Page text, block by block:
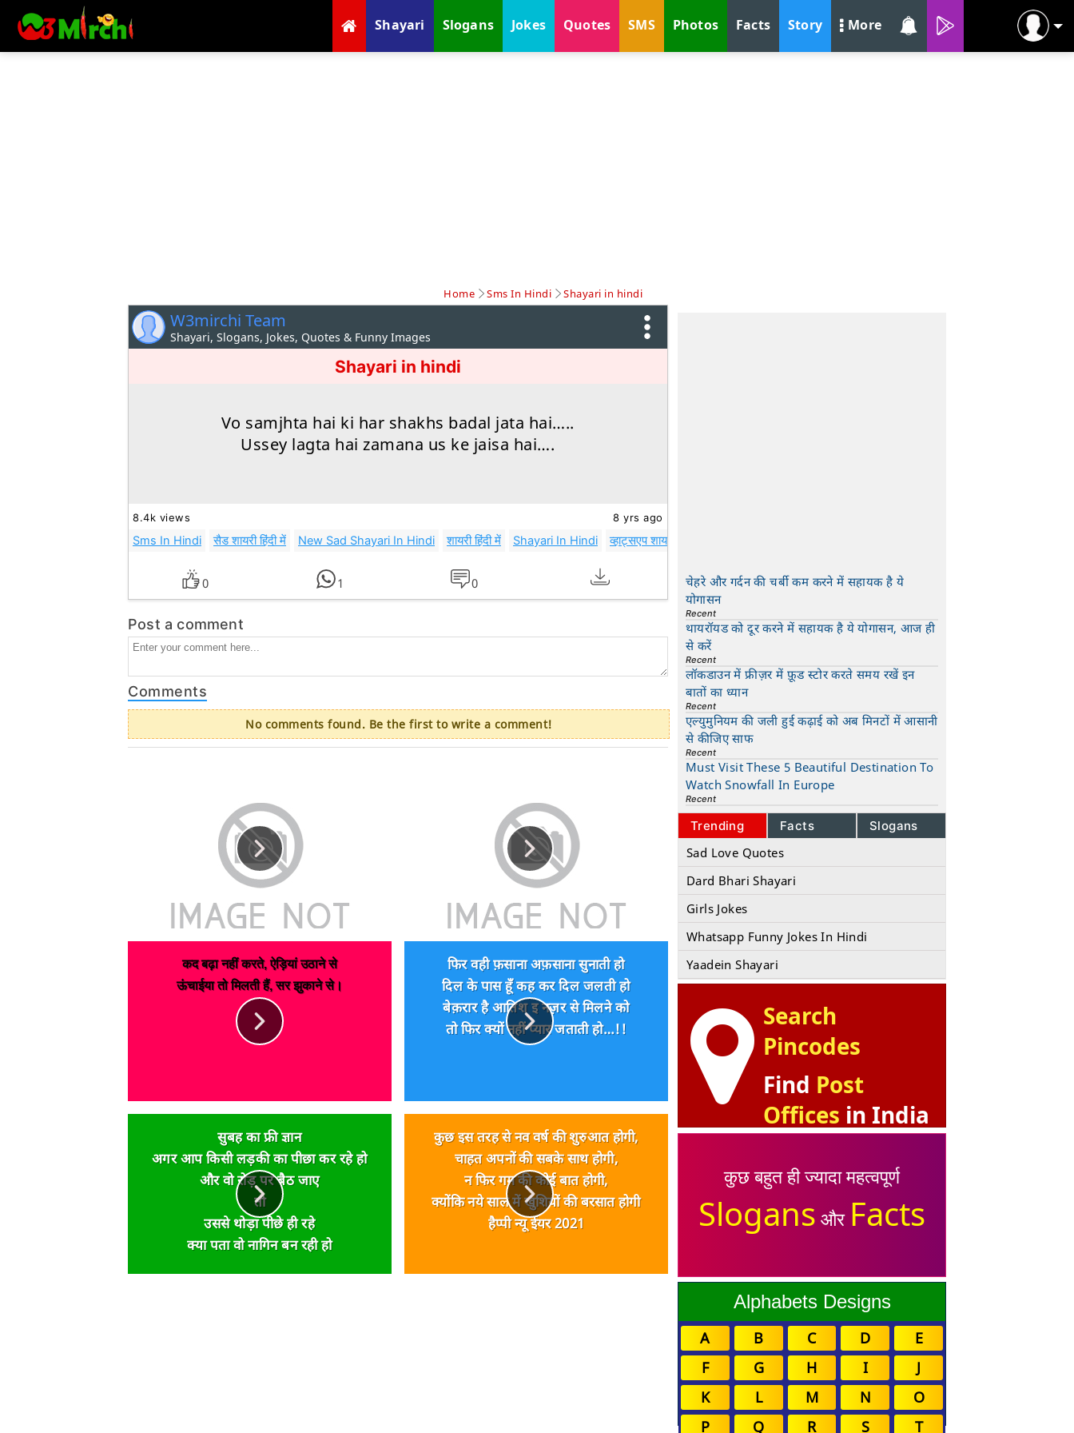
Shayari Slogans Jokes Quotes SMS Photos Facts Story More
Home Sms In Hindi Shayari in hindi
W3mirchi Team
Shayari, Slogans, Jokes, Quotes & Funny Images
Shayari in hindi
Vo samjhta hai ki har shakhs badal jata hai…..
Ussey lagta hai zamana us ke jaisa hai….
8.4k views 8 yrs ago
Sms In Hindi सैड शायरी हिंदी में New Sad Shayari In Hindi शायरी हिंदी में Shayari In Hindi व्हाट्सएप शायरी
0 1 0
Post a comment
Comments
No comments found. Be the first to write a comment!
कद बढ़ा नहीं करते, ऐड़ियां उठाने से
ऊंचाईया तो मिलती हैं, सर झुकाने से।
फिर वही फ़साना अफ़साना सुनाती हो
दिल के पास हूँ कह कर दिल जलती हो
बेक़रार है आतिश इ नज़र से मिलने को
तो फिर क्यों नहीं प्यार जताती हो…!!
सुबह का फ्री ज्ञान
अगर आप किसी लड़की का पीछा कर रहे हो
और वो रोड़ पर बैठ जाए
तो
उससे थोड़ा पीछे ही रहे
क्या पता वो नागिन बन रही हो
कुछ इस तरह से नव वर्ष की शुरुआत होगी,
चाहत अपनों की सबके साथ होगी,
न फिर गम की कोई बात होगी,
क्योंकि नये साल में खुशियों की बरसात होगी
हैप्पी न्यू ईयर 2021
चेहरे और गर्दन की चर्बी कम करने में सहायक है ये
योगासन
Recent
थायरॉयड को दूर करने में सहायक है ये योगासन, आज ही
से करें
Recent
लॉकडाउन में फ्रीज़र में फ़ूड स्टोर करते समय रखें इन
बातों का ध्यान
Recent
एल्युमुनियम की जली हुई कढ़ाई को अब मिनटों में आसानी
से कीजिए साफ
Recent
Must Visit These 5 Beautiful Destination To
Watch Snowfall In Europe
Recent
Trending Facts Slogans
Sad Love Quotes
Dard Bhari Shayari
Girls Jokes
Whatsapp Funny Jokes In Hindi
Yaadein Shayari
Search
Pincodes
Find Post
Offices in India
कुछ बहुत ही ज्यादा महत्वपूर्ण
Slogans और Facts
Alphabets Designs
A B C D
E
F
G H I
J
K
L M N
O
P
Q R S T